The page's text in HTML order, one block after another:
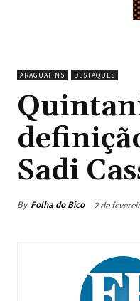
ARAGUATINS DESTAQUES
Sadi
By Folha do Bico 2 de